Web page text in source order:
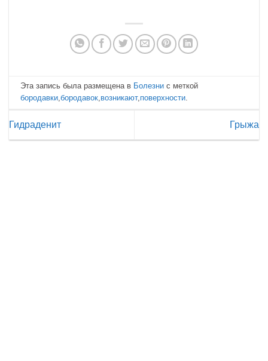
Эта запись была размещена в Болезни с меткой
бородавки,бородавок,возникают,поверхности.
Гидраденит Грыжа